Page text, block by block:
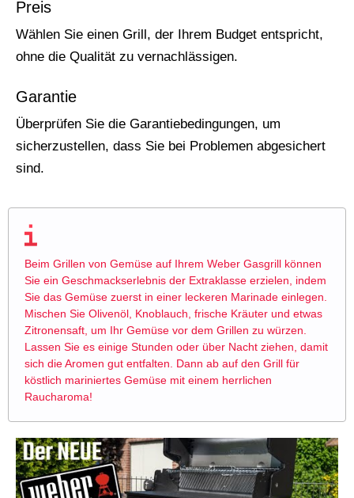
Preis
Wählen Sie einen Grill, der Ihrem Budget entspricht,
ohne die Qualität zu vernachlässigen.
Garantie
Überprüfen Sie die Garantiebedingungen, um
sicherzustellen, dass Sie bei Problemen abgesichert
sind.
Beim Grillen von Gemüse auf Ihrem Weber Gasgrill können
Sie ein Geschmackserlebnis der Extraklasse erzielen, indem
Sie das Gemüse zuerst in einer leckeren Marinade einlegen.
Mischen Sie Olivenöl, Knoblauch, frische Kräuter und etwas
Zitronensaft, um Ihr Gemüse vor dem Grillen zu würzen.
Lassen Sie es einige Stunden oder über Nacht ziehen, damit
sich die Aromen gut entfalten. Dann ab auf den Grill für
köstlich mariniertes Gemüse mit einem herrlichen
Raucharoma!